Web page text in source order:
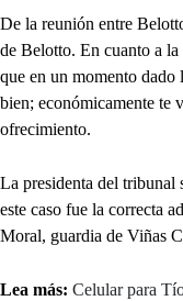
De la reunión entre
de Belotto. En cuanto a
que en un momento dado
bien; económicamente te
ofrecimiento.
La presidenta del tribunal
este caso fue la correcta
Moral, guardia de Viñas
Lea más: Celular para